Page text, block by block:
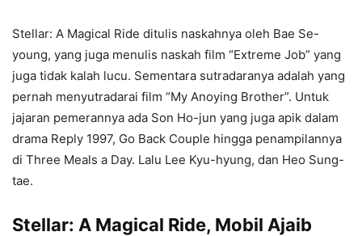
Stellar: A Magical Ride ditulis naskahnya oleh Bae Se-
young, yang juga menulis naskah film “Extreme Job” yang
juga tidak kalah lucu. Sementara sutradaranya adalah yang
pernah menyutradarai film “My Anoying Brother”. Untuk
jajaran pemerannya ada Son Ho-jun yang juga apik dalam
drama Reply 1997, Go Back Couple hingga penampilannya
di Three Meals a Day. Lalu Lee Kyu-hyung, dan Heo Sung-
tae.
Stellar: A Magical Ride, Mobil Ajaib